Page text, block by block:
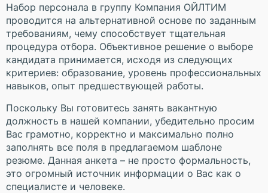
Набор персонала в группу Компания ОЙЛТИМ
проводится на альтернативной основе по заданным
требованиям, чему способствует тщательная
процедура отбора. Объективное решение о выборе
кандидата принимается, исходя из следующих
критериев: образование, уровень профессиональных
навыков, опыт предшествующей работы.
Поскольку Вы готовитесь занять вакантную
должность в нашей компании, убедительно просим
Вас грамотно, корректно и максимально полно
заполнять все поля в предлагаемом шаблоне
резюме. Данная анкета – не просто формальность,
это огромный источник информации о Вас как о
специалисте и человеке.